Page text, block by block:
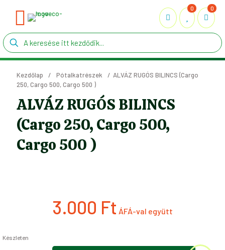
0 0
Kezdőlap / Pótalkatrészek / ALVÁZ RUGÓS BILINCS (Cargo
250, Cargo 500, Cargo 500 )
ALVÁZ RUGÓS BILINCS
(Cargo 250, Cargo 500,
Cargo 500 )
3.000 Ft
Készleten